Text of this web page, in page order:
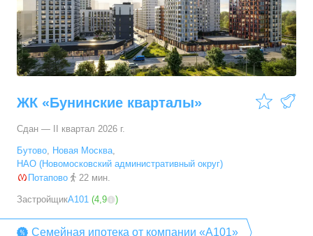
ЖК «Бунинские кварталы»
Сдан — II квартал 2026 г.
Бутово, Новая Москва,
НАО (Новомосковский административный округ)
Потапово
22 мин.
ЗастройщикА101 (4,9 )
Семейная ипотека от компании «А101»